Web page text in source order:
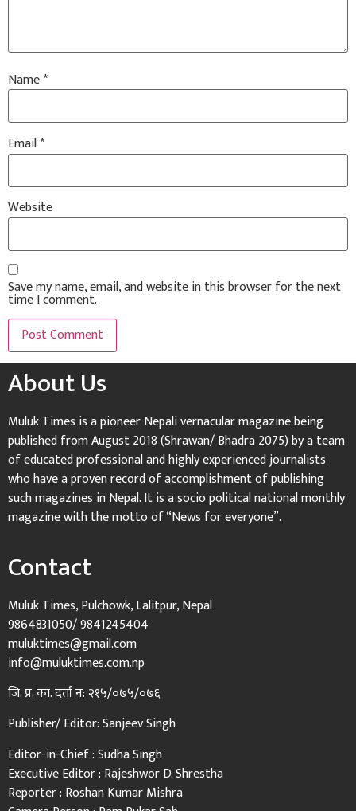
Name*
Email*
Website
Save my name, email, and website in this browser for the next
time I comment.
About Us
Muluk Times is a pioneer Nepali vernacular magazine being
published from August 2018 (Shrawan/ Bhadra 2075) by a team
of educated professional and highly experienced journalists
who have a proven record of accomplishment of publishing
such magazines in Nepal. It is a socio political national monthly
magazine with the motto of “News for everyone”.
Contact
Muluk Times, Pulchowk, Lalitpur, Nepal
9864831050/ 9841245404
muluktimes@gmail.com
info@muluktimes.com.np
जि. प्र. का. दर्ता न: २१५/०७५/०७६
Publisher/ Editor: Sanjeev Singh
Editor-in-Chief : Sudha Singh
Executive Editor : Rajeshwor D. Shrestha
Reporter : Roshan Kumar Mishra